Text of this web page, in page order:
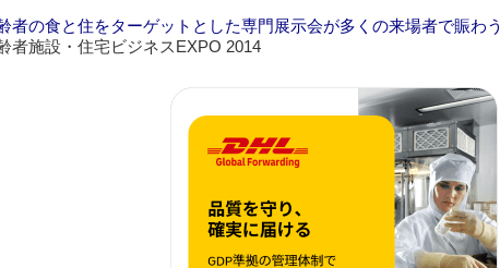
者の食と住をターゲットとした専門展示会が多くの来場者で賑わう
者施設・住宅ビジネスEXPO 2014